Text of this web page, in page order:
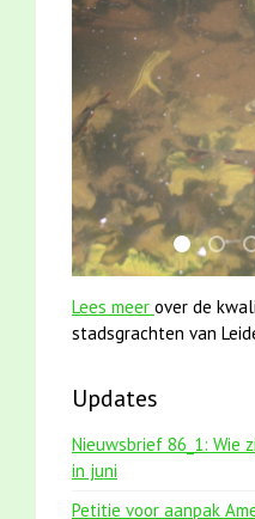
jun2021
Lees meer over de
stadsgrachten van
Updates
Nieuwsbrief 86_1: Wie
in juni
Petitie voor aanpak